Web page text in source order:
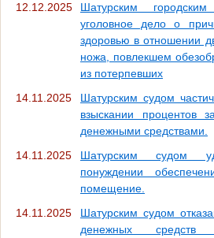
12.12.2025
Шатурским
уголовное дело о
здоровью в отношении
ножа, повлекшем
из потерпевших
14.11.2025
Шатурским судом
взыскании процентов
денежными средствами.
14.11.2025
Шатурским судом
понуждении
помещение.
14.11.2025
Шатурским судом
денежных